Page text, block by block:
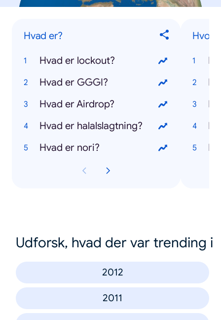
Hvad er?
Hvad er lockout?
Hvad er GGGI?
Hvad er Airdrop?
Hvad er halalslagtning?
Hvad er nori?
Hvor
Udforsk, hvad der var trending i
2012
2011